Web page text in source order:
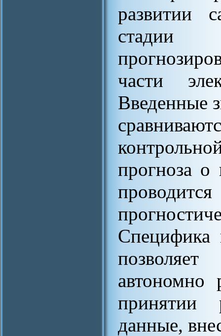
развитии
стадии
части
Введенные
прогноза о
Специфика
автономно
принятии
данные,